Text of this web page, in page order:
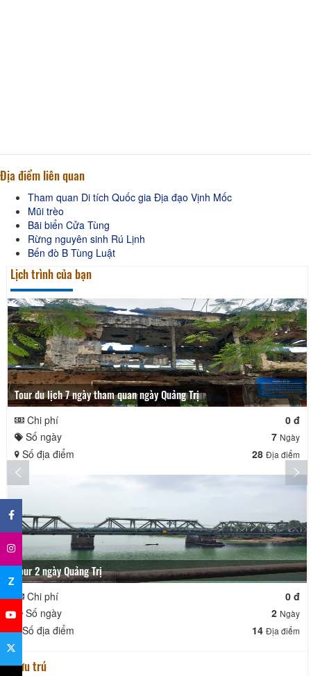
Địa điểm liên quan
Tham quan Di tích Quốc gia Địa đạo Vịnh Mốc
Mũi trèo
Bãi biển Cửa Tùng
Rừng nguyên sinh Rú Lịnh
Bến đò B Tùng Luật
Lịch trình của bạn
Tour du lịch 7 ngày tham quan ngày Quảng Trị
Chi phí
0 đ
Số ngày
7 Ngày
Số địa điểm 28 Địa điểm
Tour 2 ngày Quảng Trị
Chi phí
0 đ
Số ngày
2 Ngày
Số địa điểm 14 Địa điểm
Lưu trú
×
Z